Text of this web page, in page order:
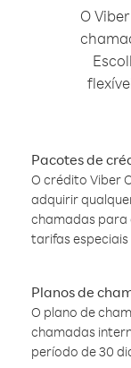
O
Pacotes de
O crédito Viber
adquirir
chamadas para
tarifas especiais
Planos de
O plano de
chamadas
período de 30